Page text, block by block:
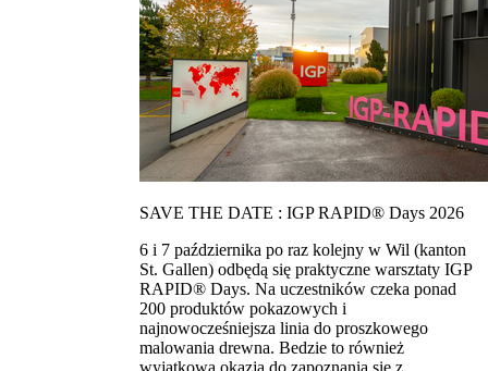
SAVE THE DATE : IGP RAPID® Days 2026
6 i 7 października po raz kolejny w Wil (kanton
St. Gallen) odbędą się praktyczne warsztaty IGP
RAPID® Days. Na uczestników czeka ponad
200 produktów pokazowych i
najnowocześniejsza linia do proszkowego
malowania drewna. Bedzie to również
wyjątkowa okazja do zapoznania się z